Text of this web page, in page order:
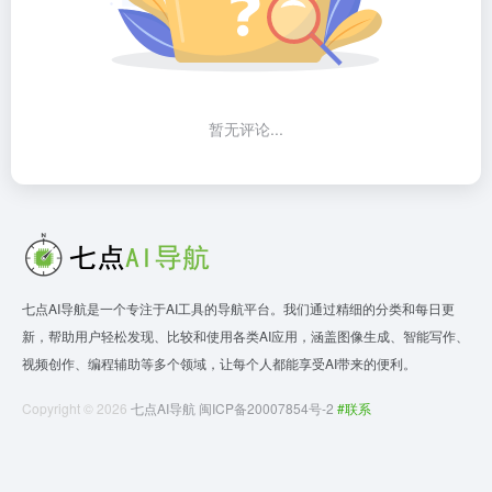
暂无评论...
七点AI导航是一个专注于AI工具的导航平台。我们通过精细的分类和每日更
新，帮助用户轻松发现、比较和使用各类AI应用，涵盖图像生成、智能写作、
视频创作、编程辅助等多个领域，让每个人都能享受AI带来的便利。
Copyright © 2026 七点AI导航 闽ICP备20007854号-2 #联系